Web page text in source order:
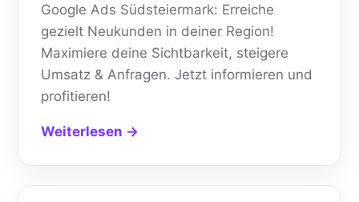
Google Ads Südsteiermark: Erreiche
gezielt Neukunden in deiner Region!
Maximiere deine Sichtbarkeit, steigere
Umsatz & Anfragen. Jetzt informieren und
profitieren!
Weiterlesen →